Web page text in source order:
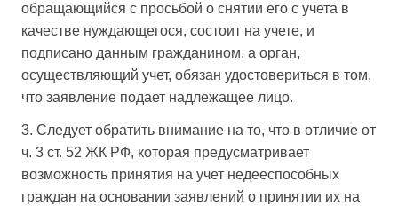
обращающийся с просьбой о снятии его с учета в
качестве нуждающегося, состоит на учете, и
подписано данным гражданином, а орган,
осуществляющий учет, обязан удостовериться в том,
что заявление подает надлежащее лицо.
3. Следует обратить внимание на то, что в отличие от
ч. 3 ст. 52 ЖК РФ, которая предусматривает
возможность принятия на учет недееспособных
граждан на основании заявлений о принятии их на